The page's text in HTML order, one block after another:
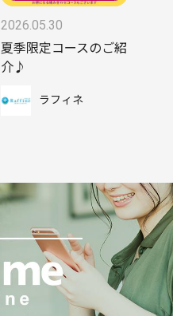
2026.05.30
夏季限定コースのご紹
介♪
ラフィネ